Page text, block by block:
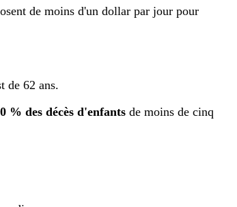
de moins d'un dollar par jour pour
de 62 ans.
% des décès d'enfants de moins de cinq